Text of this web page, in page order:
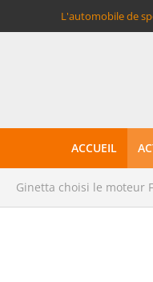
L'automobile de
ACCUEIL
Ginetta choisi le moteur